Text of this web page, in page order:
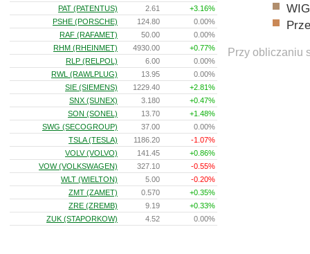
WIG
Przy obliczaniu
PAT (PATENTUS)
2.61
+3.16%
PSHE (PORSCHE)
124.80
0.00%
RAF (RAFAMET)
50.00
0.00%
RHM (RHEINMET)
4930.00
+0.77%
RLP (RELPOL)
6.00
0.00%
RWL (RAWLPLUG)
13.95
0.00%
SIE (SIEMENS)
1229.40
+2.81%
SNX (SUNEX)
3.180
+0.47%
SON (SONEL)
13.70
+1.48%
SWG (SECOGROUP)
37.00
0.00%
TSLA (TESLA)
1186.20
-1.07%
VOLV (VOLVO)
141.45
+0.86%
VOW (VOLKSWAGEN)
327.10
-0.55%
WLT (WIELTON)
5.00
-0.20%
ZMT (ZAMET)
0.570
+0.35%
ZRE (ZREMB)
9.19
+0.33%
ZUK (STAPORKOW)
4.52 0.00%